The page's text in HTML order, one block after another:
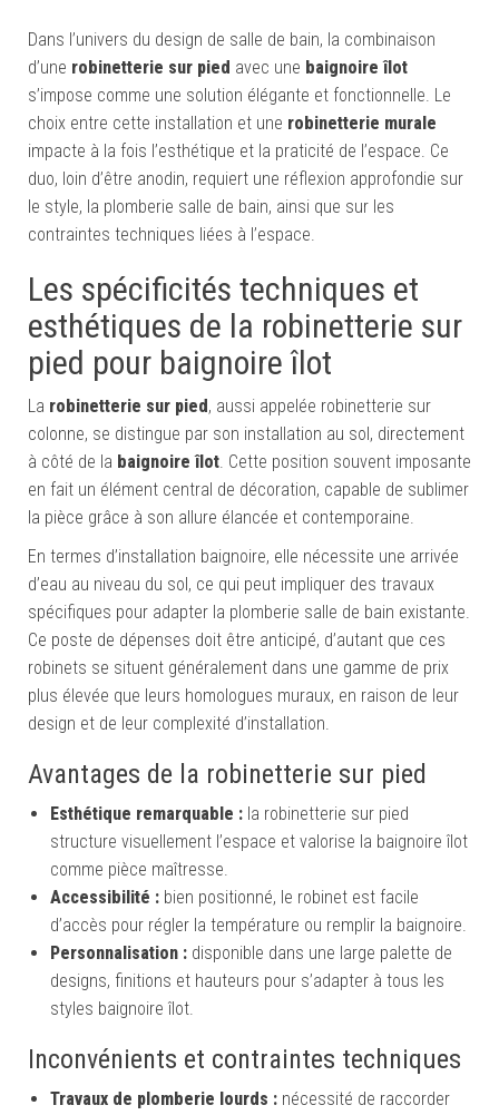
Dans l’univers du design de salle de bain, la combinaison
d’une robinetterie sur pied avec une baignoire îlot
s’impose comme une solution élégante et fonctionnelle. Le
choix entre cette installation et une robinetterie murale
impacte à la fois l’esthétique et la praticité de l’espace. Ce
duo, loin d’être anodin, requiert une réflexion approfondie sur
le style, la plomberie salle de bain, ainsi que sur les
contraintes techniques liées à l’espace.
Les spécificités techniques et
esthétiques de la robinetterie sur
pied pour baignoire îlot
La robinetterie sur pied, aussi appelée robinetterie sur
colonne, se distingue par son installation au sol, directement
à côté de la baignoire îlot. Cette position souvent imposante
en fait un élément central de décoration, capable de sublimer
la pièce grâce à son allure élancée et contemporaine.
En termes d’installation baignoire, elle nécessite une arrivée
d’eau au niveau du sol, ce qui peut impliquer des travaux
spécifiques pour adapter la plomberie salle de bain existante.
Ce poste de dépenses doit être anticipé, d’autant que ces
robinets se situent généralement dans une gamme de prix
plus élevée que leurs homologues muraux, en raison de leur
design et de leur complexité d’installation.
Avantages de la robinetterie sur pied
Esthétique remarquable : la robinetterie sur pied
structure visuellement l’espace et valorise la baignoire îlot
comme pièce maîtresse.
Accessibilité : bien positionné, le robinet est facile
d’accès pour régler la température ou remplir la baignoire.
Personnalisation : disponible dans une large palette de
designs, finitions et hauteurs pour s’adapter à tous les
styles baignoire îlot.
Inconvénients et contraintes techniques
Travaux de plomberie lourds : nécessité de raccorder